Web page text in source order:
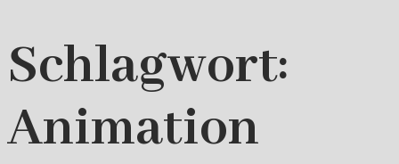
Schlagwort:
Animation